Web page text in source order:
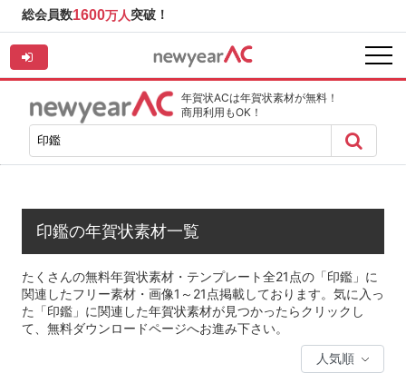
総会員数1600万人突破！
年賀状ACは年賀状素材が無料！
商用利用もOK！
印鑑の年賀状素材一覧
たくさんの無料年賀状素材・テンプレート全21点の「印鑑」に
関連したフリー素材・画像1～21点掲載しております。気に入っ
た「印鑑」に関連した年賀状素材が見つかったらクリックし
て、無料ダウンロードページへお進み下さい。